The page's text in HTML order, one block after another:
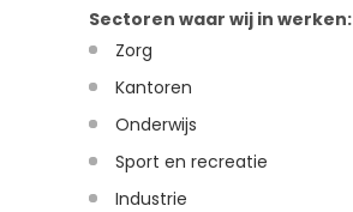
Sectoren waar wij in werken:
Zorg
Kantoren
Onderwijs
Sport en recreatie
Industrie